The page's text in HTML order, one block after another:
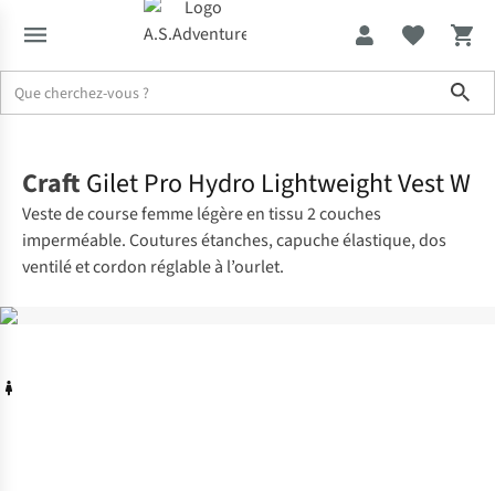
Craft Gilet Pro Hydro Lightweight Vest W
Veste de course femme légère en tissu 2 couches
imperméable. Coutures étanches, capuche élastique, dos
ventilé et cordon réglable à l’ourlet.